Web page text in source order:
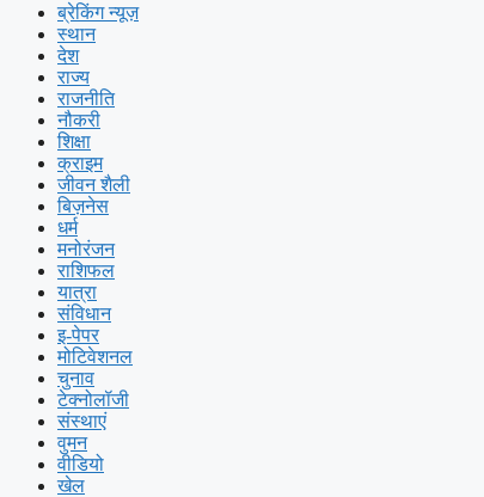
ब्रेकिंग न्यूज़
स्थान
देश
राज्य
राजनीति
नौकरी
शिक्षा
क्राइम
जीवन शैली
बिज़नेस
धर्म
मनोरंजन
राशिफल
यात्रा
संविधान
इ-पेपर
मोटिवेशनल
चुनाव
टेक्नोलॉजी
संस्थाएं
वुमन
वीडियो
खेल